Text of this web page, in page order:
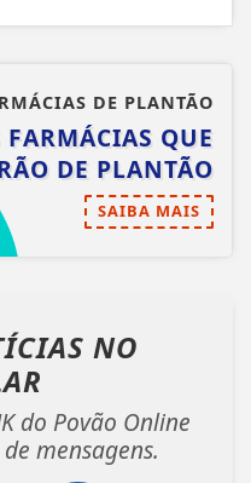
DE PLANTÃO
QUE
DE PLANTÃO
SAIBA MAIS
NO
do Povão Online
mensagens.